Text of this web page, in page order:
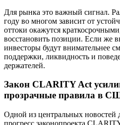
Для рынка это важный сигнал.
году во многом зависит от
оттоки окажутся
восстановить позиции. Если же
инвесторы будут внимательнее
поддержки, ликвидность и
держателей.
Закон CLARITY Act
прозрачные правила в
Одной из центральных новостей
прогресс законопроекта